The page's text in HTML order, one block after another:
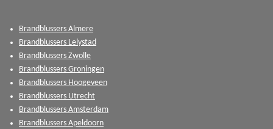
Brandblussers Almere
Brandblussers Lelystad
Brandblussers Zwolle
Brandblussers Groningen
Brandblussers Hoogeveen
Brandblussers Utrecht
Brandblussers Amsterdam
Brandblussers Apeldoorn